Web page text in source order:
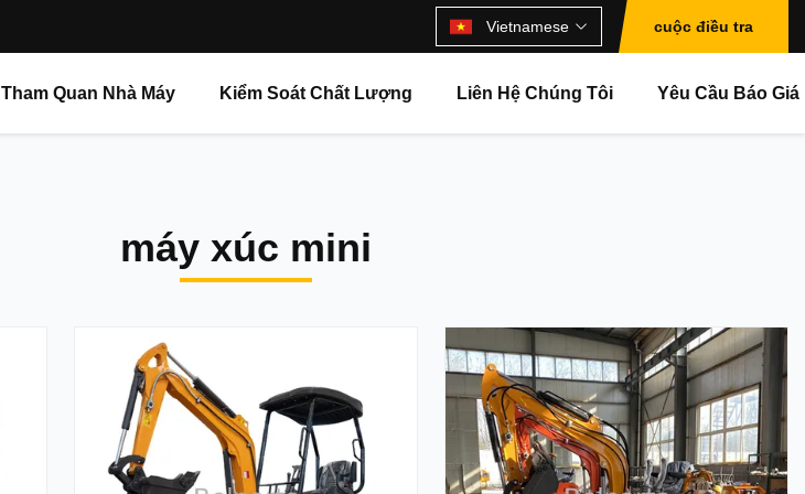
Vietnamese cuộc điều tra
Tham Quan Nhà Máy Kiểm Soát Chất Lượng Liên Hệ Chúng Tôi Yêu Cầu Báo Giá
máy xúc mini